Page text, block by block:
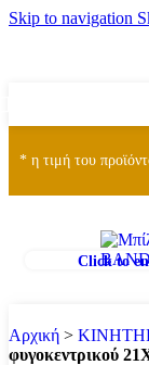
Skip to navigation
* η τιμή του
Click to
Αρχική >
φυγοκεντρικού